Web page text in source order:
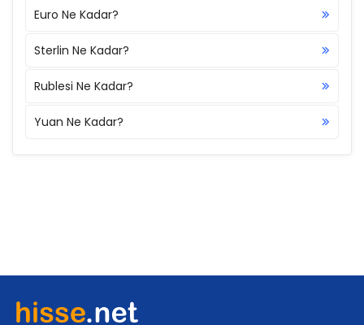
Euro Ne Kadar?
Sterlin Ne Kadar?
Rublesi Ne Kadar?
Yuan Ne Kadar?